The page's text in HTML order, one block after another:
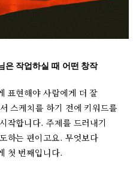
은 작업하실 때 어떤 창작
표현해야 사람에게 더 잘
스케치를 하기 전에 키워드를
작합니다. 주제를 드러내기
하는 편이고요. 무엇보다
첫 번째입니다.